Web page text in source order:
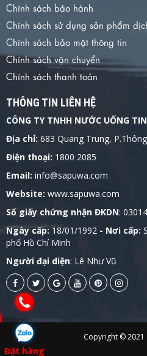
Chính sách bảo hành
Chính sách sử dụng sản phẩm
Chính sách bảo mật thông tin
Chính sách vận chuyển
Chính sách thanh toán
THÔNG TIN LIÊN HỆ
CÔNG TY TNHH NƯỚC UỐNG
Địa chỉ: 683 Quang Trung,
Điện thoại: 1800 2085
Email: info@sapuwa.com
Website: www.sapuwa.com
Số giấy chứng nhận ĐKDN:
Ngày cấp: 18/01/1992 - Nơi cấp:
phố Hồ Chí Minh
Người đại diện: Lê Như Vũ
Copyright © 2021
Đặt hàng